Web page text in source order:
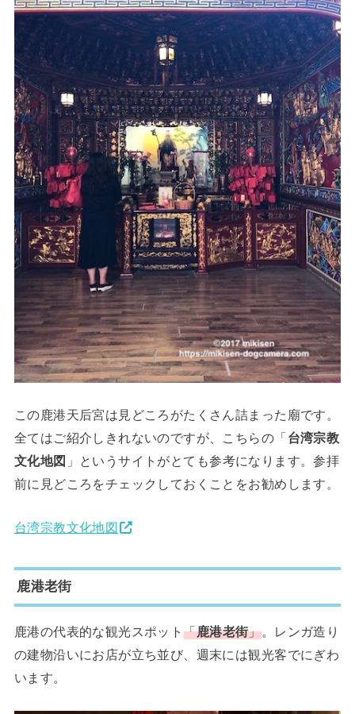
この鹿港天后宮は見どころがたくさん詰まった廟です。
全てはご紹介しきれないのですが、こちらの「台湾宗教
文化地図 」というサイトがとても参考になります。参拝
前に見どころをチェックしておくことをお勧めします。
台湾宗教文化地図
鹿港老街
鹿港の代表的な観光スポット 「鹿港老街」。レンガ造り
の建物沿いにお店が立ち並び、週末には観光客でにぎわ
います。